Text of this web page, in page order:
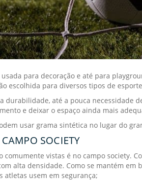
para decoração e até para
escolhida para diversos tipos de
durabilidade, até a pouca necessidade
e deixar o espaço ainda mais
usar grama sintética no lugar do
SOCIETY
comumente vistas é no campo society.
alta densidade. Como se mantém em
atletas usem em segurança;